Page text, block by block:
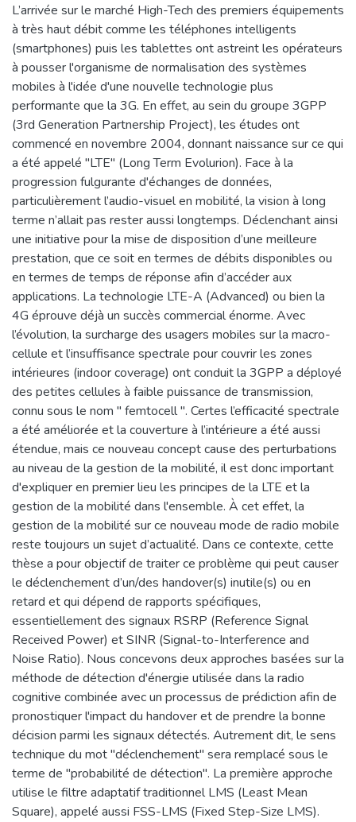
L’arrivée sur le marché High-Tech des premiers équipements
à très haut débit comme les téléphones intelligents
(smartphones) puis les tablettes ont astreint les opérateurs
à pousser l'organisme de normalisation des systèmes
mobiles à l'idée d'une nouvelle technologie plus
performante que la 3G. En effet, au sein du groupe 3GPP
(3rd Generation Partnership Project), les études ont
commencé en novembre 2004, donnant naissance sur ce qui
a été appelé "LTE" (Long Term Evolurion). Face à la
progression fulgurante d'échanges de données,
particulièrement l’audio-visuel en mobilité, la vision à long
terme n’allait pas rester aussi longtemps. Déclenchant ainsi
une initiative pour la mise de disposition d’une meilleure
prestation, que ce soit en termes de débits disponibles ou
en termes de temps de réponse afin d’accéder aux
applications. La technologie LTE-A (Advanced) ou bien la
4G éprouve déjà un succès commercial énorme. Avec
l’évolution, la surcharge des usagers mobiles sur la macro-
cellule et l’insuffisance spectrale pour couvrir les zones
intérieures (indoor coverage) ont conduit la 3GPP a déployé
des petites cellules à faible puissance de transmission,
connu sous le nom " femtocell ". Certes l’efficacité spectrale
a été améliorée et la couverture à l’intérieure a été aussi
étendue, mais ce nouveau concept cause des perturbations
au niveau de la gestion de la mobilité, il est donc important
d'expliquer en premier lieu les principes de la LTE et la
gestion de la mobilité dans l'ensemble. À cet effet, la
gestion de la mobilité sur ce nouveau mode de radio mobile
reste toujours un sujet d’actualité. Dans ce contexte, cette
thèse a pour objectif de traiter ce problème qui peut causer
le déclenchement d’un/des handover(s) inutile(s) ou en
retard et qui dépend de rapports spécifiques,
essentiellement des signaux RSRP (Reference Signal
Received Power) et SINR (Signal-to-Interference and
Noise Ratio). Nous concevons deux approches basées sur la
méthode de détection d'énergie utilisée dans la radio
cognitive combinée avec un processus de prédiction afin de
pronostiquer l'impact du handover et de prendre la bonne
décision parmi les signaux détectés. Autrement dit, le sens
technique du mot "déclenchement" sera remplacé sous le
terme de "probabilité de détection". La première approche
utilise le filtre adaptatif traditionnel LMS (Least Mean
Square), appelé aussi FSS-LMS (Fixed Step-Size LMS).